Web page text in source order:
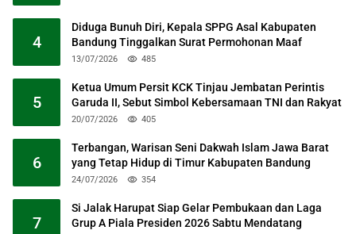
4
Diduga Bunuh Diri, Kepala SPPG Asal Kabupaten
Bandung Tinggalkan Surat Permohonan Maaf
13/07/2026 485
5
Ketua Umum Persit KCK Tinjau Jembatan Perintis
Garuda II, Sebut Simbol Kebersamaan TNI dan Rakyat
20/07/2026 405
6
Terbangan, Warisan Seni Dakwah Islam Jawa Barat
yang Tetap Hidup di Timur Kabupaten Bandung
24/07/2026 354
7
Si Jalak Harupat Siap Gelar Pembukaan dan Laga
Grup A Piala Presiden 2026 Sabtu Mendatang